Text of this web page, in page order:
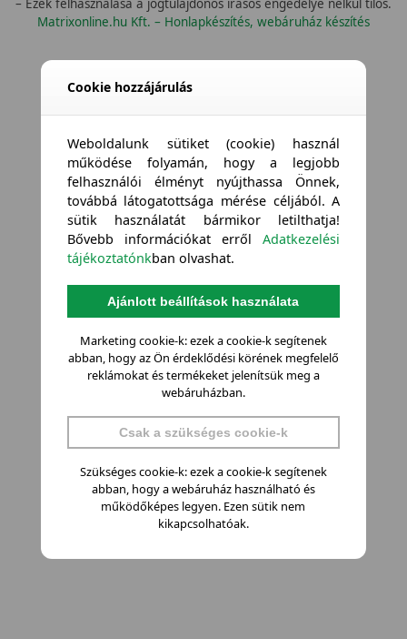
– Ezek felhasználása a jogtulajdonos írásos engedélye nélkül tilos.
Matrixonline.hu Kft. – Honlapkészítés, webáruház készítés
Cookie hozzájárulás
Weboldalunk sütiket (cookie) használ
működése folyamán, hogy a legjobb
felhasználói élményt nyújthassa Önnek,
továbbá látogatottsága mérése céljából. A
sütik használatát bármikor letilthatja!
Bővebb információkat errőlAdatkezelési
tájékoztatónkban olvashat.
Ajánlott beállítások használata
Marketing cookie-k: ezek a cookie-k segítenek
abban, hogy az Ön érdeklődési körének megfelelő
reklámokat és termékeket jelenítsük meg a
webáruházban.
Csak a szükséges cookie-k
Szükséges cookie-k: ezek a cookie-k segítenek
abban, hogy a webáruház használható és
működőképes legyen. Ezen sütik nem
kikapcsolhatóak.